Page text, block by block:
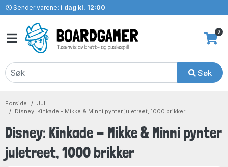
Sender varene: i dag kl. 12:00
Søk
0
Forside
Jul
Disney: Kinkade - Mikke & Minni pynter juletreet, 1000 brikker
Disney: Kinkade - Mikke & Minni pynter
juletreet, 1000 brikker